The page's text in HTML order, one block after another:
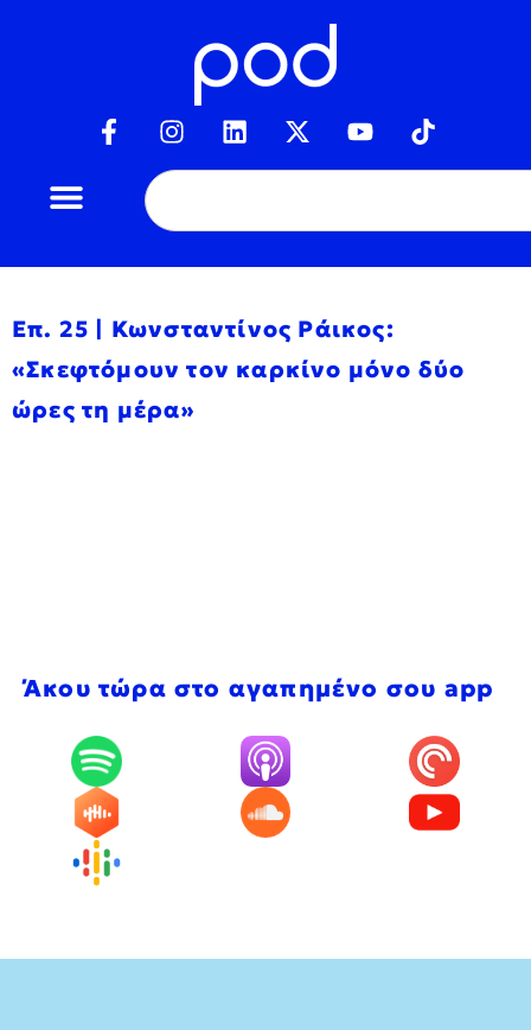
Επ. 25 | Κωνσταντίνος Ράικος:
«Σκεφτόμουν τον καρκίνο μόνο δύο
ώρες τη μέρα»
Άκου τώρα στο αγαπημένο σου app